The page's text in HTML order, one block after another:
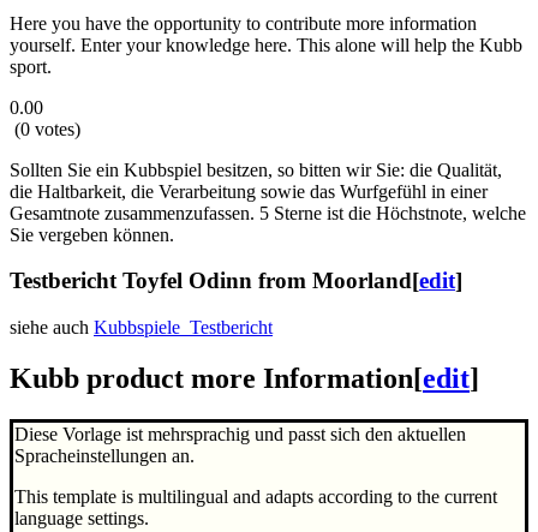
Here you have the opportunity to contribute more information
yourself. Enter your knowledge here. This alone will help the Kubb
sport.
0.00
(0 votes)
Sollten Sie ein Kubbspiel besitzen, so bitten wir Sie: die Qualität,
die Haltbarkeit, die Verarbeitung sowie das Wurfgefühl in einer
Gesamtnote zusammenzufassen. 5 Sterne ist die Höchstnote, welche
Sie vergeben können.
Testbericht Toyfel Odinn from Moorland[edit]
siehe auch Kubbspiele_Testbericht
Kubb product more Information[edit]
Diese Vorlage ist mehrsprachig und passt sich den aktuellen
Spracheinstellungen an.
This template is multilingual and adapts according to the current
language settings.